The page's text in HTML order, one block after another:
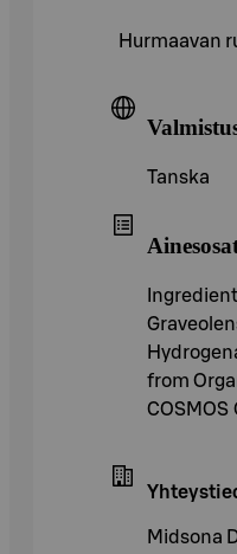
Hurmaavan
Tanska
from
Midsona